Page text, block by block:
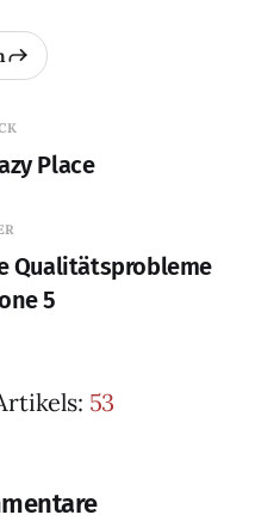
Place
Qualitätsprobleme
5
53